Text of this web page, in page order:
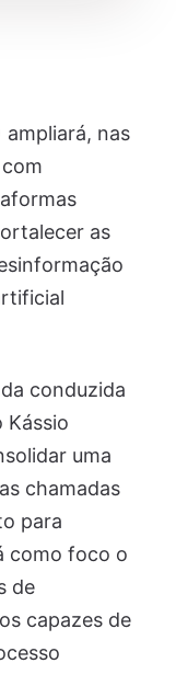
ampliará, nas
as
conduzida
Kássio
uma
chamadas
para
como foco o
de
capazes de